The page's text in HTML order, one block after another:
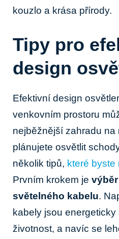
kouzlo a krása přírody.
Tipy pro
design
Efektivní design
venkovním prostoru
nejběžnější zahradu na
plánujete osvětlit
několik tipů, které byste
Prvním krokem je
světelného kabelu.
kabely jsou
životnost, a navíc se